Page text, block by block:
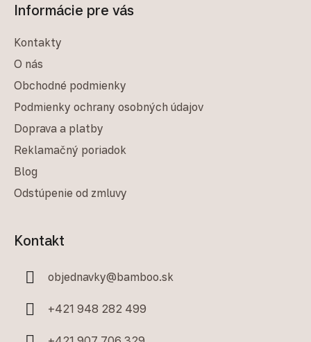
Informácie pre vás
Kontakty
O nás
Obchodné podmienky
Podmienky ochrany osobných údajov
Doprava a platby
Reklamačný poriadok
Blog
Odstúpenie od zmluvy
Kontakt
objednavky@bamboo.sk
+421 948 282 499